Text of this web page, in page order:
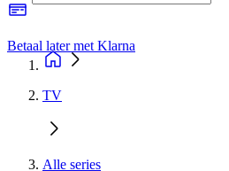
Betaal later met Klarna
TV
Alle series